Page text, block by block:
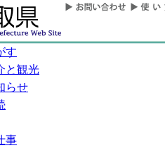
す
と観光
らせ
事